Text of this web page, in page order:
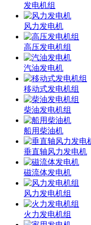
发电机组
风力发电机
高压发电机组
汽油发电机
移动式发电机组
柴油发电机组
船用柴油机
垂直轴风力发电机
磁流体发电机
风力发电机组
火力发电机组